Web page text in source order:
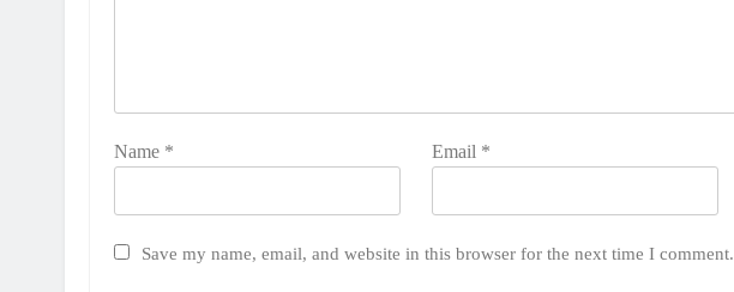
Name * Email *
Save my name, email, and website in this browser for the next time I comment.